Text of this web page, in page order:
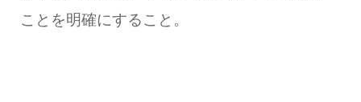
ことを明確にすること。